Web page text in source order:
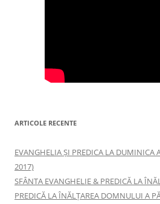
ARTICOLE RECENTE
EVANGHELIA ȘI PREDICA LA DUMINICA
2017)
SFÂNTA EVANGHELIE & PREDICĂ LA
PREDICĂ LA ÎNĂLŢAREA DOMNULUI A